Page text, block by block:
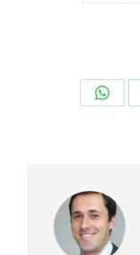
Auf